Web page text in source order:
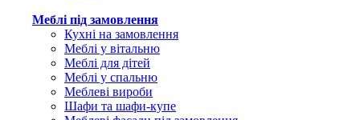
Меблі під замовлення
Кухні на замовлення
Меблі у вітальню
Меблі для дітей
Меблі у спальню
Меблеві вироби
Шафи та шафи-купе